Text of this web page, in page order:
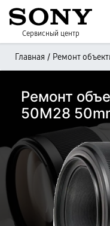
Сервисный центр
Главная / Ремонт
Ремонт
50M28